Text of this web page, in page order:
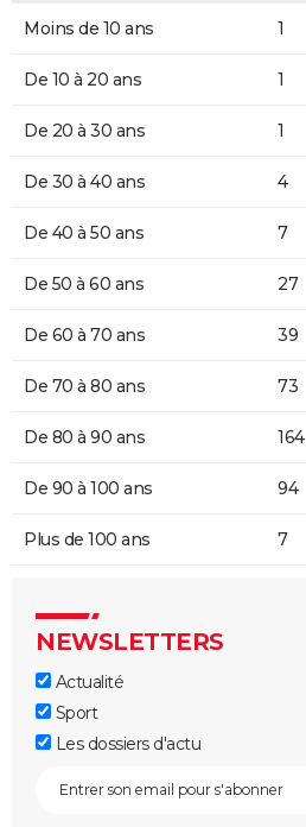
Moins de 10 ans 1
De 10 à 20 ans 1
De 20 à 30 ans 1
De 30 à 40 ans 4
De 40 à 50 ans 7
De 50 à 60 ans 27
De 60 à 70 ans 39
De 70 à 80 ans 73
De 80 à 90 ans 164
De 90 à 100 ans 94
Plus de 100 ans 7
NEWSLETTERS
Actualité
Sport
Les dossiers d'actu